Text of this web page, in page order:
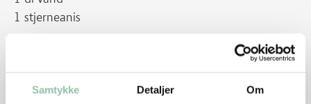
Samtykke Detaljer Om
1 stjerneanis
Dup kødet tørt med køkkenrulle. Krydr med salt og
peber og lad dem stå i 15 minutter (se tip).